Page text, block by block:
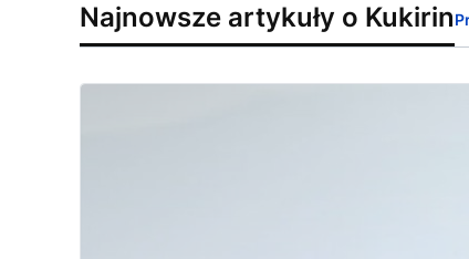
Najnowsze artykuły o Kukirin